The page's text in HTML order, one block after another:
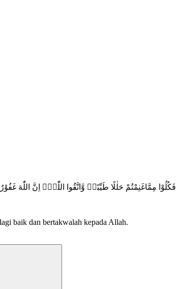
فَكُلُوْا مِمَّاغَنِمْتُمْ حَلٰلًا طَيِّبًاۖ وَّاتَّقُوا اللّٰهَۗ اِنَّ اللّٰهَ
baik dan bertakwalah kepada Allah.